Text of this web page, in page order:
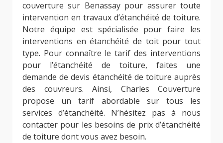
couverture sur Benassay pour assurer toute
intervention en travaux d’étanchéité de toiture.
Notre équipe est spécialisée pour faire les
interventions en étanchéité de toit pour tout
type. Pour connaître le tarif des interventions
pour l’étanchéité de toiture, faites une
demande de devis étanchéité de toiture auprès
des couvreurs. Ainsi, Charles Couverture
propose un tarif abordable sur tous les
services d’étanchéité. N’hésitez pas à nous
contacter pour les besoins de prix d’étanchéité
de toiture dont vous avez besoin.